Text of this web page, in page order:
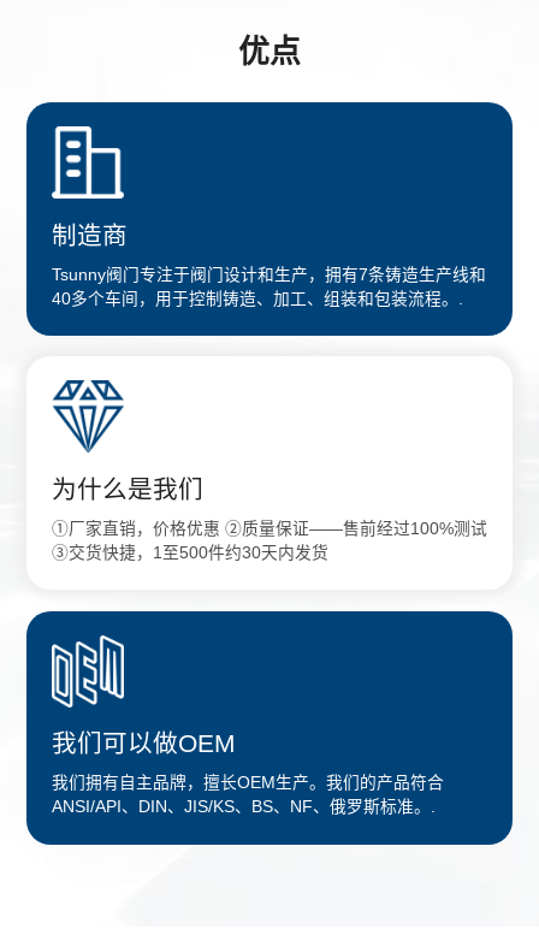
优点
制造商
Tsunny阀门专注于阀门设计和生产，拥有7条铸造生产线和
40多个车间，用于控制铸造、加工、组装和包装流程。.
为什么是我们
①厂家直销，价格优惠 ②质量保证——售前经过100%测试
③交货快捷，1至500件约30天内发货
我们可以做OEM
我们拥有自主品牌，擅长OEM生产。我们的产品符合
ANSI/API、DIN、JIS/KS、BS、NF、俄罗斯标准。.